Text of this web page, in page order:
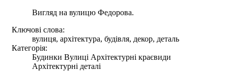
Вигляд на вулицю Федорова.
Ключові слова:
вулиця, архітектура, будівля, декор, деталь
Категорія:
Будинки Вулиці Архітектурні краєвиди
Архітектурні деталі